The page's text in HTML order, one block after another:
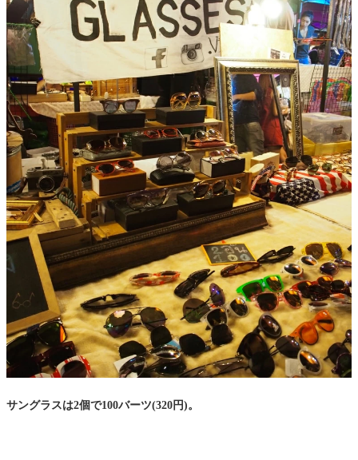
サングラスは2個で100バーツ(320円)。